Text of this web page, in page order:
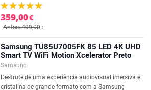
359,00€
Antes: 499,00€
Samsung TU85U7005FK 85 LED 4K UHD
Smart TV WiFi Motion Xcelerator Preto
Samsung
Desfrute de uma experiência audiovisual imersiva e
cristalina de grande formato com a Samsung